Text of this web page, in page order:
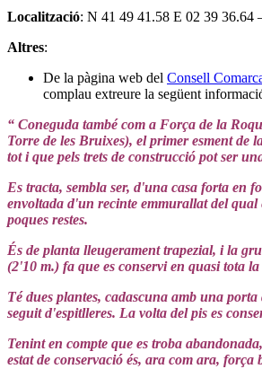
Localització: N 41 49 41.58 E 02 39 36.64
Altres:
De la pàgina web del Consell
complau extreure la següent
“ Coneguda també com a Força de la
Torre de les Bruixes), el primer esment de
tot i que pels trets de construcció pot ser
Es tracta, sembla ser, d'una casa forta en
envoltada d'un recinte emmurallat del qual
poques restes.
És de planta lleugerament trapezial, i la
(2'10 m.) fa que es conservi en quasi tota
Té dues plantes, cadascuna amb una
seguit d'espitlleres. La volta del pis es
Tenint en compte que es troba
estat de conservació és, ara com ara, força